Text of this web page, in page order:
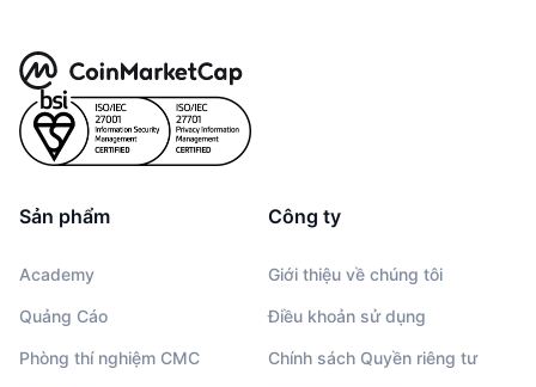
Sản phẩm
Academy
Quảng Cáo
Phòng thí nghiệm CMC
Công ty
Giới thiệu về chúng tôi
Điều khoản sử dụng
Chính sách Quyền riêng tư